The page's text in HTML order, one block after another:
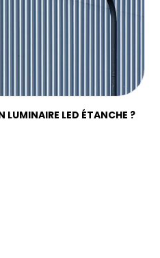
LUMINAIRE LED ÉTANCHE ?